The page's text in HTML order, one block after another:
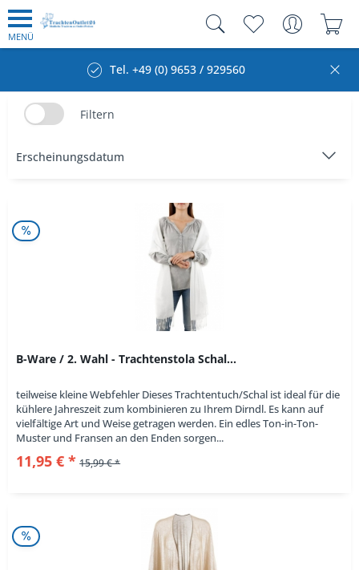
MENÜ
Tel. +49 (0) 9653 / 929560
Filtern
B-Ware / 2. Wahl - Trachtenstola Schal...
teilweise kleine Webfehler Dieses Trachtentuch/Schal ist ideal für die
kühlere Jahreszeit zum kombinieren zu Ihrem Dirndl. Es kann auf
vielfältige Art und Weise getragen werden. Ein edles Ton-in-Ton-
Muster und Fransen an den Enden sorgen...
11,95 € * 15,99 € *